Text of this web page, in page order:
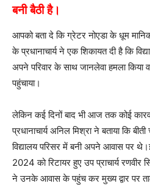
बनी बैठी है।
आपको बता दे कि ग्रेटर नोएडा के धूम
के प्रधानाचार्य ने एक शिकायत दी है कि
अपने परिवार के साथ जानलेवा हमला किया
पहुंचाया।
लेकिन कई दिनों बाद भी आज तक कोई
प्रधानाचार्य अनिल मिश्रा ने बताया कि
विद्यालय परिसर में बनी अपने आवास पर
2024 को रिटायर हुए उप प्राचार्य
ने उनके आवास के पहुंच कर मुख्य द्वार पर